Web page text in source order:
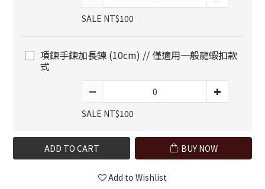
SALE NT$100
項鍊手鍊加長鍊 (10cm) // 僅適用一般龍蝦扣款
式
SALE NT$100
ADD TO CART BUY NOW
Add to Wishlist